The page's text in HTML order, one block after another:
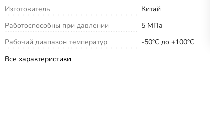
Изготовитель
Китай
Работоспособны при давлении
5 МПа
Рабочий диапазон температур
-50°С до +100°С
Все характеристики